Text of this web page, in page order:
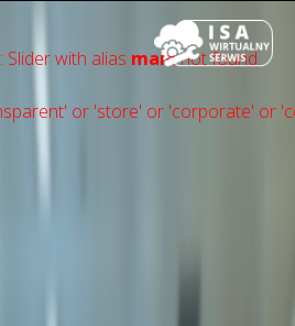
Slider with alias mainnot found.
or 'store' or 'сorporate' or